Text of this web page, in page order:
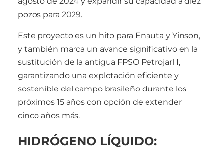
pozos para 2029.
Este proyecto es un hito para Enauta y Yinson,
y también marca un avance significativo en la
sustitución de la antigua FPSO Petrojarl I,
garantizando una explotación eficiente y
sostenible del campo brasileño durante los
próximos 15 años con opción de extender
cinco años más.
HIDRÓGENO LÍQUIDO: